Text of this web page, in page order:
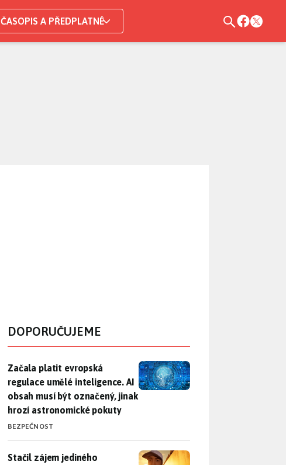
ČASOPIS A PŘEDPLATNÉ
DOPORUČUJEME
Začala platit evropská regulace umělé inteligence. AI obsah
Začala platit evropská
regulace umělé inteligence. AI
obsah musí být označený, jinak
hrozí astronomické pokuty
BEZPEČNOST
Stačil zájem jediného uživatele. Japonský vývojář přidá do hry
Stačil zájem jediného